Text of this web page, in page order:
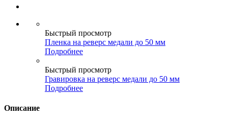
Быстрый просмотр
Пленка на реверс медали до 50 мм
Подробнее
Быстрый просмотр
Гравировка на реверс медали до 50 мм
Подробнее
Описание